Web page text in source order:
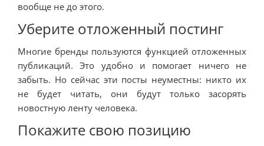
вообще не до этого.
Уберите отложенный постинг
Многие бренды пользуются функцией отложенных
публикаций. Это удобно и помогает ничего не
забыть. Но сейчас эти посты неуместны: никто их
не будет читать, они будут только засорять
новостную ленту человека.
Покажите свою позицию